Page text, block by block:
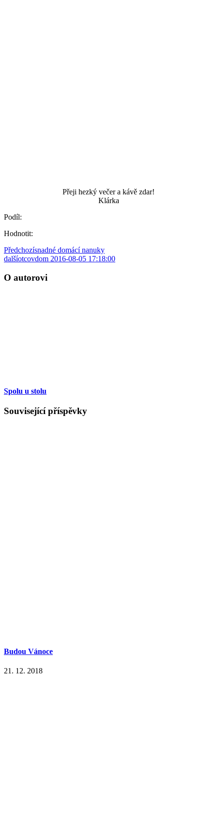
Přeji hezký večer a kávě zdar!
Klárka
Podíl:
Hodnotit:
Předchozísnadné domácí nanuky
dalšíotcovdom 2016-08-05 17:18:00
O autorovi
Spolu u stolu
Související příspěvky
Budou Vánoce
21. 12. 2018